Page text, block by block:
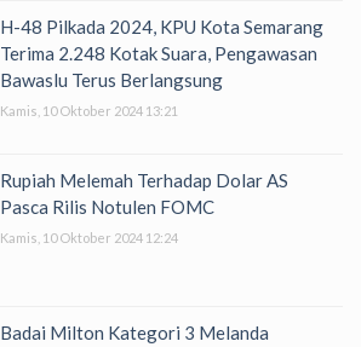
H-48 Pilkada 2024, KPU Kota Semarang
Terima 2.248 Kotak Suara, Pengawasan
Bawaslu Terus Berlangsung
Kamis, 10 Oktober 2024 13:21
Rupiah Melemah Terhadap Dolar AS
Pasca Rilis Notulen FOMC
Kamis, 10 Oktober 2024 12:24
Badai Milton Kategori 3 Melanda